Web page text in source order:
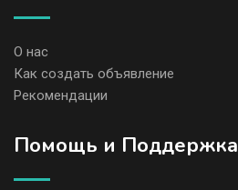
О нас
Как создать объявление
Рекомендации
Помощь и Поддержка